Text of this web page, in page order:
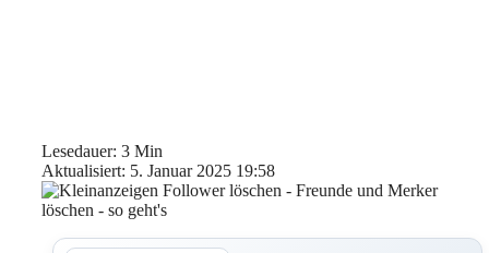
Lesedauer: 3 Min
Aktualisiert: 5. Januar 2025 19:58